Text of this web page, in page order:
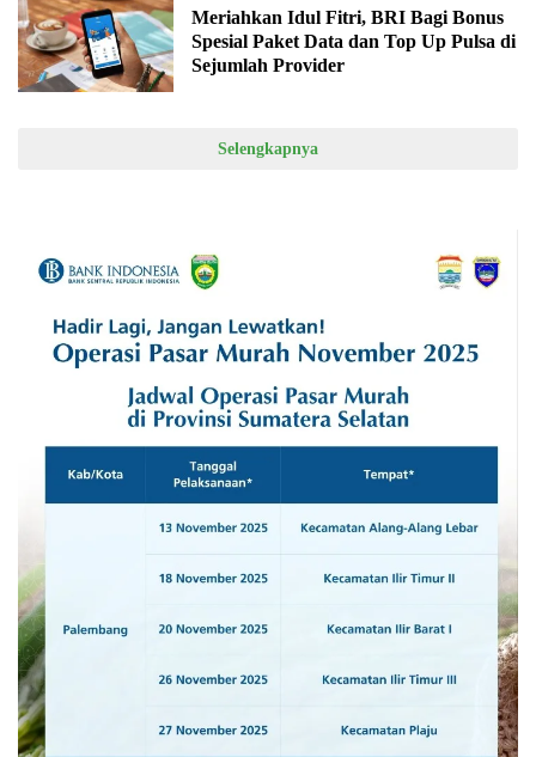
Meriahkan Idul Fitri, BRI Bagi Bonus
Spesial Paket Data dan Top Up Pulsa di
Sejumlah Provider
Selengkapnya